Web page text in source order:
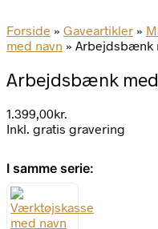
Forside » Gaveartikler »
med navn » Arbejdsbænk
Arbejdsbænk
1.399,00kr.
Inkl. gratis gravering
I samme serie: